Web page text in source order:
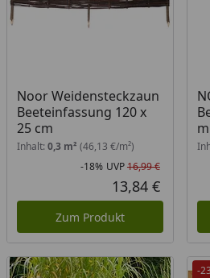
Noor Weidensteckzaun
Beeteinfassung 120 x
25 cm
Inhalt: 0,3 m² (46,13 €/m²)
Rabatt
-18% UVP16,99 €
13,84 €
Zum Produkt
-